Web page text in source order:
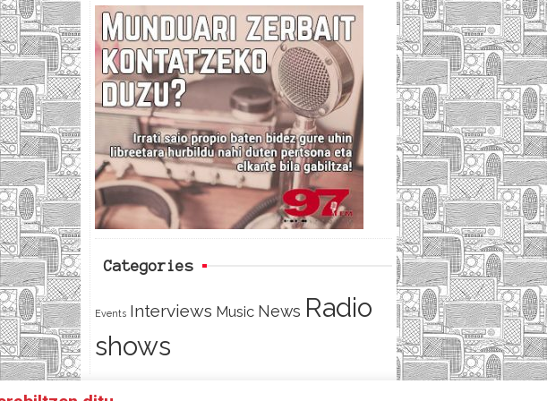
c
e
b
o
o
i
t
t
e
r
e
d
Categories
Events Interviews Music News Radio
shows